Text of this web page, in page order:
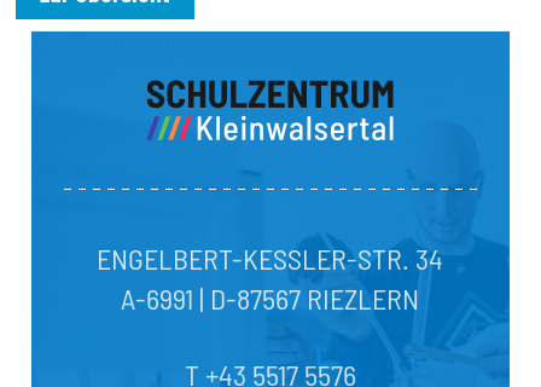
ENGELBERT-KESSLER-STR. 34
A-6991 | D-87567 RIEZLERN
T +43 5517 5576